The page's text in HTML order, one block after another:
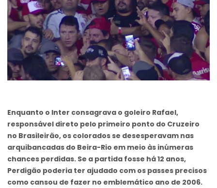
Enquanto o Inter consagrava o goleiro Rafael,
responsável direto pelo primeiro ponto do Cruzeiro
no Brasileirão, os colorados se desesperavam nas
arquibancadas do Beira-Rio em meio às inúmeras
chances perdidas. Se a partida fosse há 12 anos,
Perdigão poderia ter ajudado com os passes precisos
como cansou de fazer no emblemático ano de 2006.